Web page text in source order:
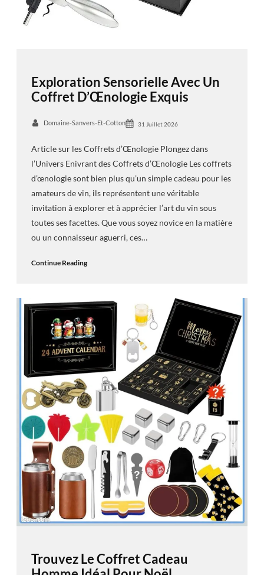
Exploration Sensorielle Avec Un
Coffret D’Œnologie Exquis
Domaine-Sanvers-Et-Cotton 31 Juillet 2026
Article sur les Coffrets d’Œnologie Plongez dans
l’Univers Enivrant des Coffrets d’Œnologie Les coffrets
d’œnologie sont bien plus qu’un simple cadeau pour les
amateurs de vin, ils représentent une véritable
invitation à explorer et à apprécier l’art du vin sous
toutes ses facettes. Que vous soyez novice en la matière
ou un connaisseur aguerri, ces…
Continue Reading
Trouvez Le Coffret Cadeau